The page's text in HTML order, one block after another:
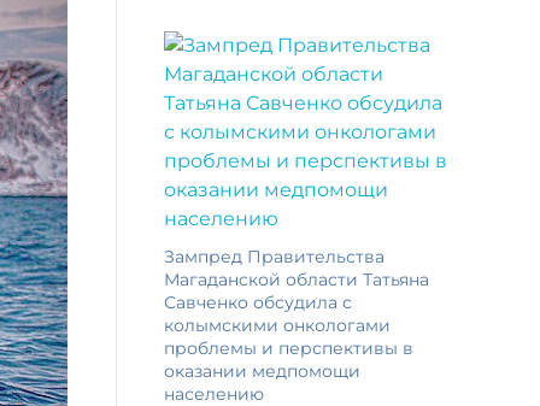
Зампред Правительства
Магаданской области Татьяна
Савченко обсудила с
колымскими онкологами
проблемы и перспективы в
оказании медпомощи
населению